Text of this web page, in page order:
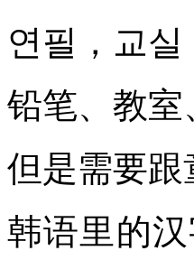
연필，교
铅笔、教
但是需要
韩语里的